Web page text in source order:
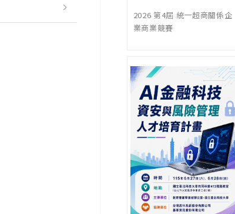
2026 第4屆 統一超商關係企
業商業競賽